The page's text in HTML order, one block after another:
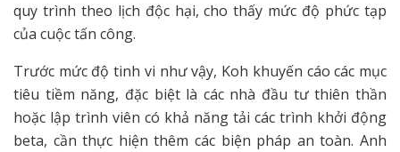
quy trình theo lịch độc hại, cho thấy mức độ phức tạp
của cuộc tấn công.
Trước mức độ tinh vi như vậy, Koh khuyến cáo các mục
tiêu tiềm năng, đặc biệt là các nhà đầu tư thiên thần
hoặc lập trình viên có khả năng tải các trình khởi động
beta, cần thực hiện thêm các biện pháp an toàn. Anh